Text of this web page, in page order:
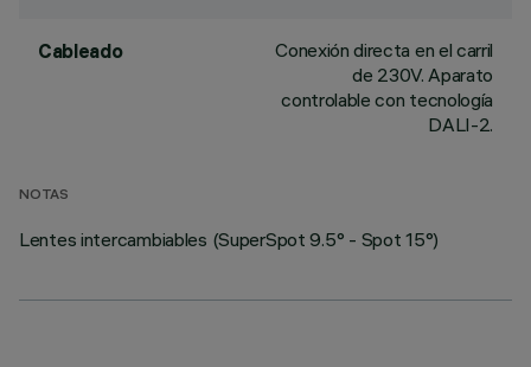
Cableado
Conexión directa en el carril
de 230V. Aparato
controlable con tecnología
DALI-2.
NOTAS
Lentes intercambiables (SuperSpot 9.5° - Spot 15°)